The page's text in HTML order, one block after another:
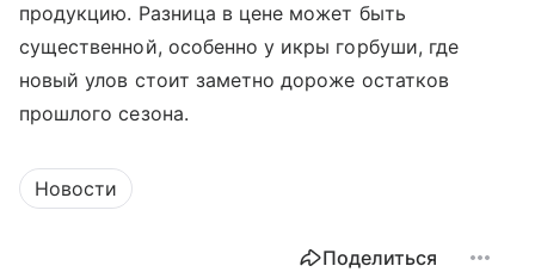
продукцию. Разница в цене может быть
существенной, особенно у икры горбуши, где
новый улов стоит заметно дороже остатков
прошлого сезона.
Новости
Поделиться